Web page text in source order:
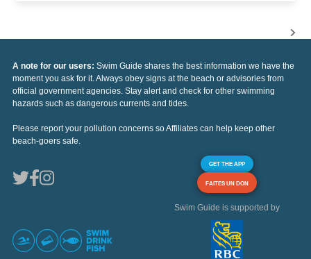
A note for our users: Swim Guide shares the best information we have the
moment you ask for it. Always obey signs at the beach or advisories from
official government agencies. Stay alert and check for other swimming
hazards such as dangerous currents and tides.
Please report your pollution concerns so Affiliates can help keep other
beach-goers safe.
GET THE APP
FAITES UN DON
Swim Guide is supported by